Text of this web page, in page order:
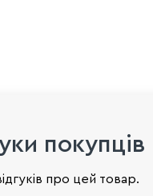
покупців
про цей товар.